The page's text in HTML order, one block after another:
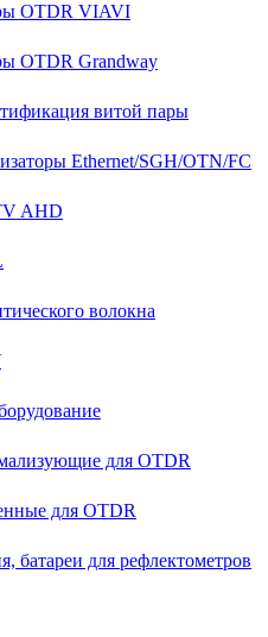
OTDR VIAVI
OTDR Grandway
витой пары
Ethernet/SGH/OTN/FC
AHD
волокна
для OTDR
для OTDR
батареи для рефлектометров